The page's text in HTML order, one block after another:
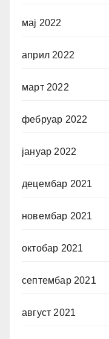
мај 2022
април 2022
март 2022
фебруар 2022
јануар 2022
децембар 2021
новембар 2021
октобар 2021
септембар 2021
август 2021